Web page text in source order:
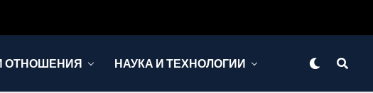
ОТНОШЕНИЯ НАУКА И ТЕХНОЛОГИИ